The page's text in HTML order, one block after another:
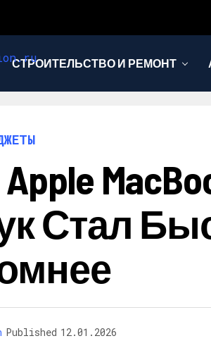
СТРОИТЕЛЬСТВО И РЕМОНТ
Стал
Published 12.01.2026